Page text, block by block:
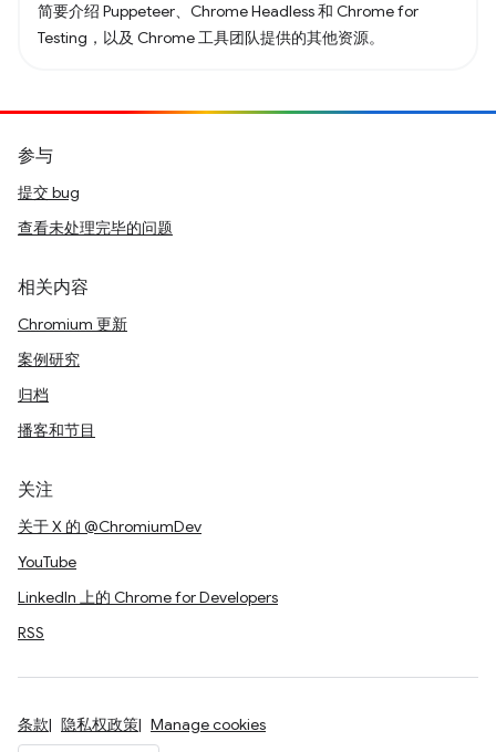
简要介绍 Puppeteer、Chrome Headless 和 Chrome for
Testing，以及 Chrome 工具团队提供的其他资源。
参与
提交 bug
查看未处理完毕的问题
相关内容
Chromium 更新
案例研究
归档
播客和节目
关注
关于 X 的 @ChromiumDev
YouTube
LinkedIn 上的 Chrome for Developers
RSS
条款 隐私权政策 Manage cookies